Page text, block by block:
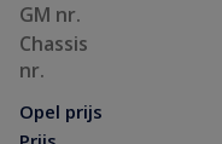
GM nr.
Chassis
nr.
Opel prijs